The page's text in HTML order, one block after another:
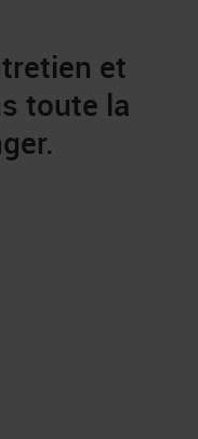
et
toute la